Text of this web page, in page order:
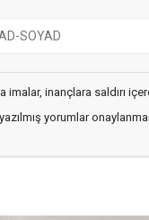
inançlara saldırı
yorumlar